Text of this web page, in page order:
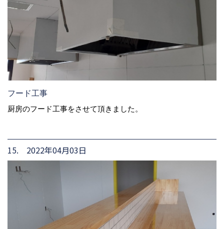
フード工事
厨房のフード工事をさせて頂きました。
15. 2022年04月03日